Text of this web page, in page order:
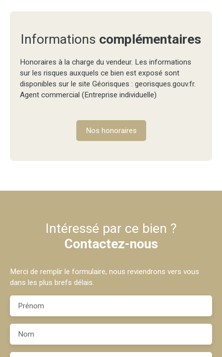
Informations complémentaires
Honoraires à la charge du vendeur. Les informations
sur les risques auxquels ce bien est exposé sont
disponibles sur le site Géorisques : georisques.gouv.fr.
Agent commercial (Entreprise individuelle)
Nos honoraires
Intéressé par ce bien ?
Contactez-nous
Merci de remplir le formulaire, nous reviendrons vers vous
dans les plus brefs délais.
Prénom
Nom